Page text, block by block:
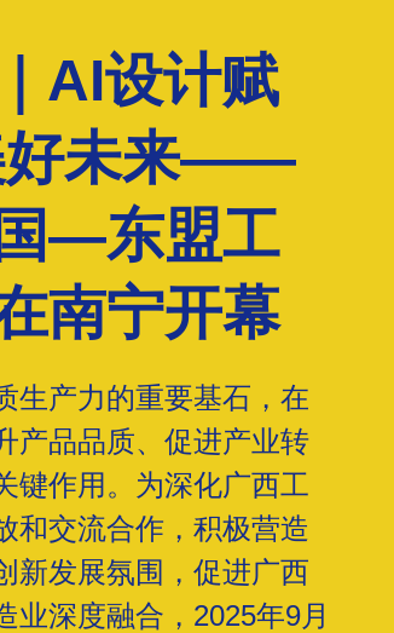
AI设计赋
好未来——
—东盟工
南宁开幕
生产力的重要基石，在
产品品质、促进产业转
键作用。为深化广西工
和交流合作，积极营造
新发展氛围，促进广西
业深度融合，2025年9月